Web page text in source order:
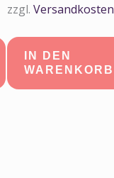
zzgl. Versandkosten
IN DEN
WARENKORB